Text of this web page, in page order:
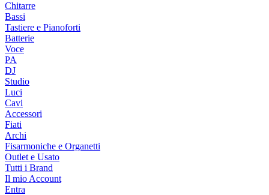
Chitarre
Bassi
Tastiere e Pianoforti
Batterie
Voce
PA
DJ
Studio
Luci
Cavi
Accessori
Fiati
Archi
Fisarmoniche e Organetti
Outlet e Usato
Tutti i Brand
Il mio Account
Entra